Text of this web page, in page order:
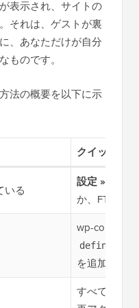
表示され、サイトの
それは、ゲストが裏
、あなただけが自分
ものです。
法の概要を以下に示
クイックフ
いる
設定 » パー
か、FTPで
wp-
を追加する
すべてのプ